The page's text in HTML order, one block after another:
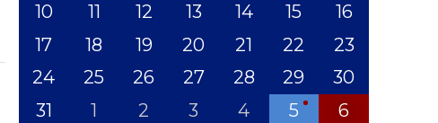
10
11 12 13 14 15
16
17
18 19 20 21 22
23
24
25 26 27 28 29
30
31
1 2 3 4 5 6